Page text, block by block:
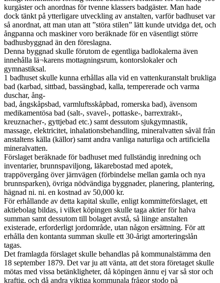
kurgäster och anordnas för tvenne klassers badgäster. Man hade
dock tänkt på ytterligare utveckling av anstalten, varför badhuset var
så anordnat, att man utan att ”störa stilen” lätt kunde utvidga det, och
ångpanna och maskiner voro beräknade för en väsentligt större
badhusbyggnad än den föreslagna.
Denna byggnad skulle förutom de egentliga badlokalerna även
innehålla lä¬karens mottagningsrum, kontorslokaler och
gymnastiksal.
1 badhuset skulle kunna erhållas alla vid en vattenkuranstalt brukliga
bad (karbad, sittbad, bassängbad, kalla, tempererade och varma
duschar, ång-
bad, ångskåpsbad, varmluftsskåpbad, romerska bad), ävensom
medikamentösa bad (salt-, svavel-, pottaske-, barrextrakt-,
kreuznacher-, gyttjebad etc.) samt dessutom sjukgymnastik,
massage, elektricitet, inhalationsbehandling, mineralvatten såväl från
anstaltens källa (källor) samt andra vanliga naturliga och artificiella
mineralvatten.
Förslaget beräknade för badhuset med fullständig inredning och
inventarier, brunnspaviljong, läkarebostad med apotek,
trappövergång över järnvägen (förbindelse mellan gamla och nya
brunnsparken), övriga nödvändiga byggnader, planering, plantering,
hägnad ni. ni. en kostnad av 50,000 kr.
För erhållande av detta kapital skulle, enligt kommitteförslaget, ett
aktiebolag bildas, i vilket köpingen skulle taga aktier för halva
summan samt dessutom till bolaget avstå, så liinge anstalten
existerade, erforderligt jordområde, utan någon ersättning. För att
erhålla den kontanta summan skulle ett 30-årigt amorteringslån
tagas.
Det framlagda förslaget skulle behandlas på kommunalstämma den
18 september 1879. Det var ju att vänta, att det stora företaget skulle
mötas med vissa betänkligheter, då köpingen ännu ej var så stor och
kraftig, och då andra viktiga kommunala frågor stodo på